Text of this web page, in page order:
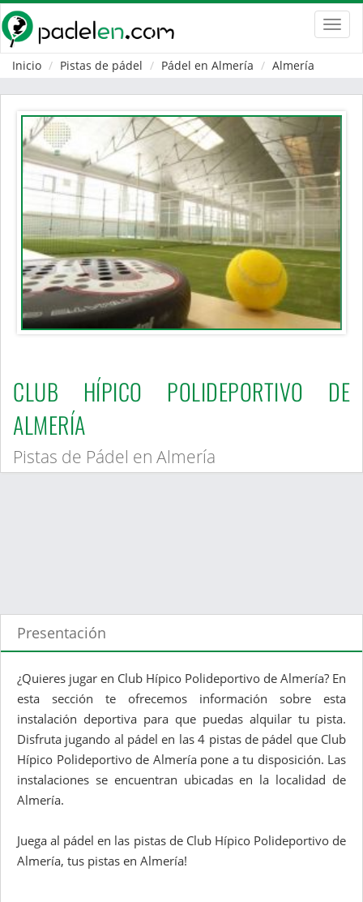
Inicio
Pistas de pádel Pádel en Almería Almería
CLUB HÍPICO POLIDEPORTIVO DE
ALMERÍA
Pistas de Pádel en Almería
Presentación
¿Quieres jugar en Club Hípico Polideportivo de Almería? En
esta sección te ofrecemos información sobre esta
instalación deportiva para que puedas alquilar tu pista.
Disfruta jugando al pádel en las 4 pistas de pádel que Club
Hípico Polideportivo de Almería pone a tu disposición. Las
instalaciones se encuentran ubicadas en la localidad de
Almería.
Juega al pádel en las pistas de Club Hípico Polideportivo de
Almería, tus pistas en Almería!